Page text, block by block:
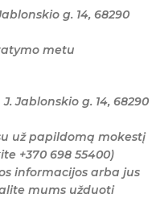
g. 14, 68290
metu
Jablonskio g. 14, 68290
už papildomą mokestį
+370 698 55400)
informacijos arba jus
mums užduoti